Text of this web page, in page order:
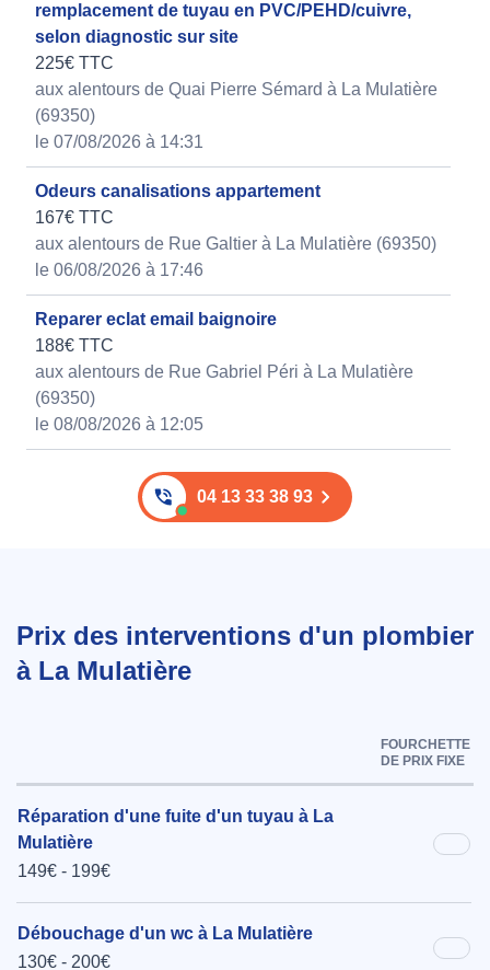
remplacement de tuyau en PVC/PEHD/cuivre,
selon diagnostic sur site
225€ TTC
aux alentours de Quai Pierre Sémard à La Mulatière
(69350)
le 07/08/2026 à 14:31
Odeurs canalisations appartement
167€ TTC
aux alentours de Rue Galtier à La Mulatière (69350)
le 06/08/2026 à 17:46
Reparer eclat email baignoire
188€ TTC
aux alentours de Rue Gabriel Péri à La Mulatière
(69350)
le 08/08/2026 à 12:05
04 13 33 38 93
Prix des interventions d'un plombier
à La Mulatière
FOURCHETTE
DE PRIX FIXE
Réparation d'une fuite d'un tuyau à La
Mulatière
149€ - 199€
Débouchage d'un wc à La Mulatière
130€ - 200€